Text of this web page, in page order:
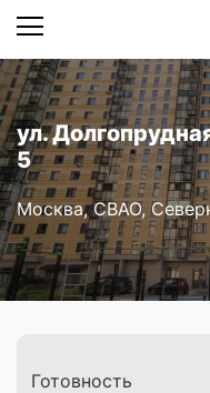
ул.
5
Москва, СВАО,
Готовность